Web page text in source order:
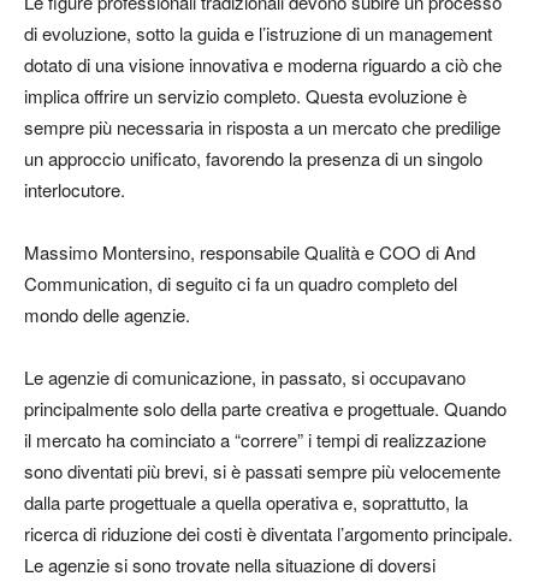
di evoluzione, sotto la guida e l’istruzione di un management
dotato di una visione innovativa e moderna riguardo a ciò che
implica offrire un servizio completo. Questa evoluzione è
sempre più necessaria in risposta a un mercato che predilige
un approccio unificato, favorendo la presenza di un singolo
interlocutore.
Massimo Montersino, responsabile Qualità e COO di And
Communication, di seguito ci fa un quadro completo del
mondo delle agenzie.
Le agenzie di comunicazione, in passato, si occupavano
principalmente solo della parte creativa e progettuale. Quando
il mercato ha cominciato a “correre” i tempi di realizzazione
sono diventati più brevi, si è passati sempre più velocemente
dalla parte progettuale a quella operativa e, soprattutto, la
ricerca di riduzione dei costi è diventata l’argomento principale.
Le agenzie si sono trovate nella situazione di doversi